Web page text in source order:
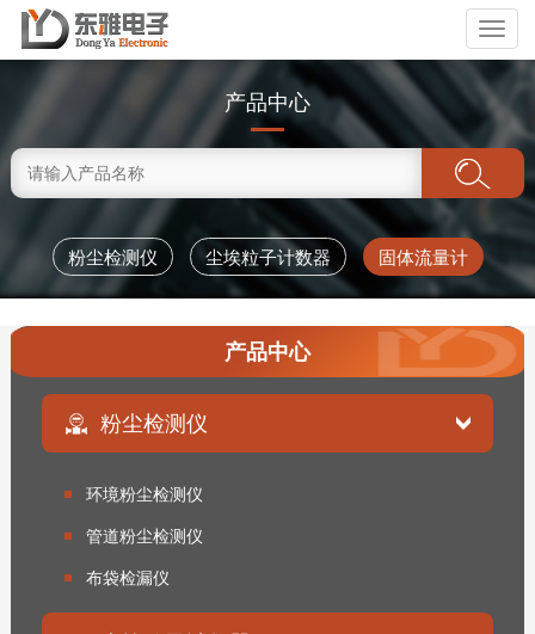
产品中心
粉尘检测仪 尘埃粒子计数器 固体流量计
产品中心
粉尘检测仪
环境粉尘检测仪
管道粉尘检测仪
布袋检漏仪